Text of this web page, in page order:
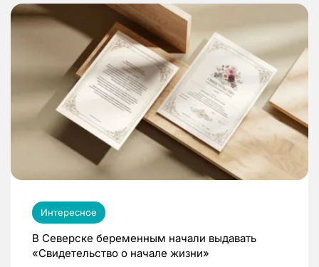
Интересное
В Северске беременным начали выдавать
«Свидетельство о начале жизни»